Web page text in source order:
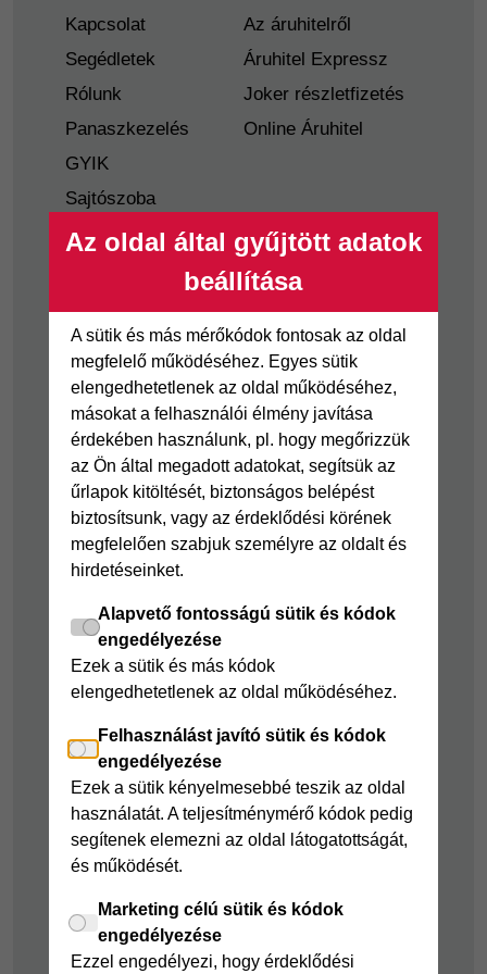
Az oldal által gyűjtött adatok
beállítása
A sütik és más mérőkódok fontosak az oldal
megfelelő működéséhez. Egyes sütik
elengedhetetlenek az oldal működéséhez,
másokat a felhasználói élmény javítása
érdekében használunk, pl. hogy megőrizzük
az Ön által megadott adatokat, segítsük az
űrlapok kitöltését, biztonságos belépést
biztosítsunk, vagy az érdeklődési körének
megfelelően szabjuk személyre az oldalt és
hirdetéseinket.
Alapvető fontosságú sütik és kódok
engedélyezése
Ezek a sütik és más kódok
elengedhetetlenek az oldal működéséhez.
Felhasználást javító sütik és kódok
engedélyezése
Ezek a sütik kényelmesebbé teszik az oldal
használatát. A teljesítménymérő kódok pedig
segítenek elemezni az oldal látogatottságát,
és működését.
Marketing célú sütik és kódok
engedélyezése
Ezzel engedélyezi, hogy érdeklődési
Kapcsolat
Segédletek
Rólunk
Panaszkezelés
GYIK
Sajtószoba
Nyilvánosságra
Visszaélés-bejelentés
Tájékoztató
fogyatékkal élő
ügyfelek részére
Az áruhitelről
Áruhitel Expressz
Joker részletfizetés
Online Áruhitel
Hitelkártya
Cofidis Hitelkártya
Joker részletfizetés
Áruhitel Expressz
Mindig Kéznél
kölcsön
Személyikölcsön
Cofidis személyi
kölcsön
Cofidis Bank
Mindig Kéznél
kölcsön
Takarékszámla
Pénzügyi Navigátor
Cofidis Bank a
Zöldebb Környezetért
Cofidis Bank a
Zöldebb Jövőért
Biztonságos
pénzügyek